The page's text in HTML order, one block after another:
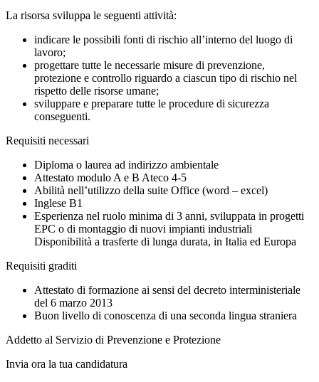
La risorsa sviluppa le seguenti attività:
indicare le possibili fonti di rischio all’interno del luogo di
lavoro;
progettare tutte le necessarie misure di prevenzione,
protezione e controllo riguardo a ciascun tipo di rischio nel
rispetto delle risorse umane;
sviluppare e preparare tutte le procedure di sicurezza
conseguenti.
Requisiti necessari
Diploma o laurea ad indirizzo ambientale
Attestato modulo A e B Ateco 4-5
Abilità nell’utilizzo della suite Office (word – excel)
Inglese B1
Esperienza nel ruolo minima di 3 anni, sviluppata in progetti
EPC o di montaggio di nuovi impianti industriali
Disponibilità a trasferte di lunga durata, in Italia ed Europa
Requisiti graditi
Attestato di formazione ai sensi del decreto interministeriale
del 6 marzo 2013
Buon livello di conoscenza di una seconda lingua straniera
Addetto al Servizio di Prevenzione e Protezione
Invia ora la tua candidatura